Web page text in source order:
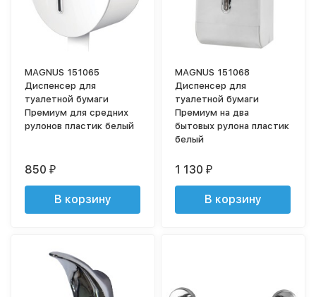
MAGNUS 151065
Диспенсер для
туалетной бумаги
Премиум для средних
рулонов пластик белый
850₽
В корзину
MAGNUS 151068
Диспенсер для
туалетной бумаги
Премиум на два
бытовых рулона пластик
белый
1 130₽
В корзину